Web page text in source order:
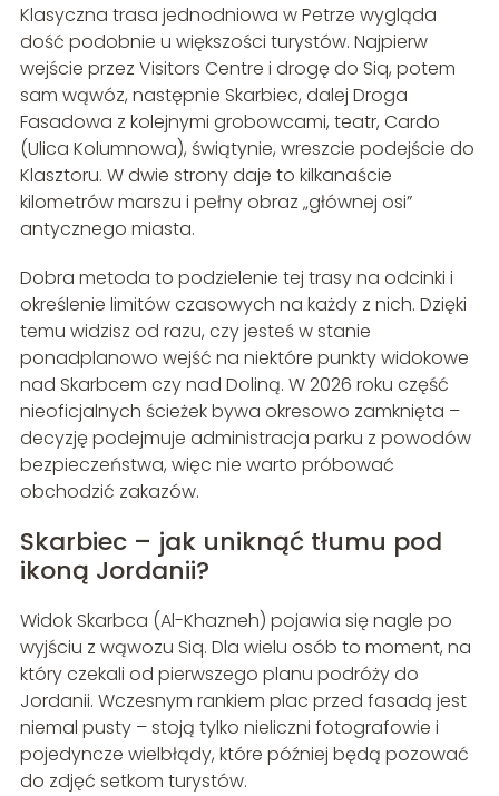
Klasyczna trasa jednodniowa w Petrze wygląda
dość podobnie u większości turystów. Najpierw
wejście przez Visitors Centre i drogę do Siq, potem
sam wąwóz, następnie Skarbiec, dalej Droga
Fasadowa z kolejnymi grobowcami, teatr, Cardo
(Ulica Kolumnowa), świątynie, wreszcie podejście do
Klasztoru. W dwie strony daje to kilkanaście
kilometrów marszu i pełny obraz „głównej osi”
antycznego miasta.
Dobra metoda to podzielenie tej trasy na odcinki i
określenie limitów czasowych na każdy z nich. Dzięki
temu widzisz od razu, czy jesteś w stanie
ponadplanowo wejść na niektóre punkty widokowe
nad Skarbcem czy nad Doliną. W 2026 roku część
nieoficjalnych ścieżek bywa okresowo zamknięta –
decyzję podejmuje administracja parku z powodów
bezpieczeństwa, więc nie warto próbować
obchodzić zakazów.
Skarbiec – jak uniknąć tłumu pod
ikoną Jordanii?
Widok Skarbca (Al-Khazneh) pojawia się nagle po
wyjściu z wąwozu Siq. Dla wielu osób to moment, na
który czekali od pierwszego planu podróży do
Jordanii. Wczesnym rankiem plac przed fasadą jest
niemal pusty – stoją tylko nieliczni fotografowie i
pojedyncze wielbłądy, które później będą pozować
do zdjęć setkom turystów.